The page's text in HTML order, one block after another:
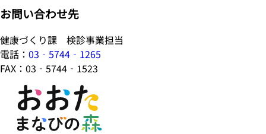
お問い合わせ先
健康づくり課 検診事業担当
電話： 03‐5744‐1265
FAX：03‐5744‐1523